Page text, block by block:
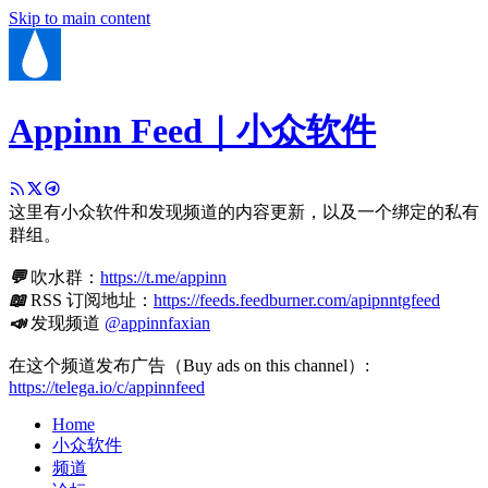
Skip to main content
Appinn Feed｜小众软件
这里有小众软件和发现频道的内容更新，以及一个绑定的私有
群组。
💬吹水群： https://t.me/appinn
📖RSS 订阅地址： https://feeds.feedburner.com/apipnntgfeed
📣发现频道 @appinnfaxian
在这个频道发布广告（Buy ads on this channel）:
https://telega.io/c/appinnfeed
Home
小众软件
频道